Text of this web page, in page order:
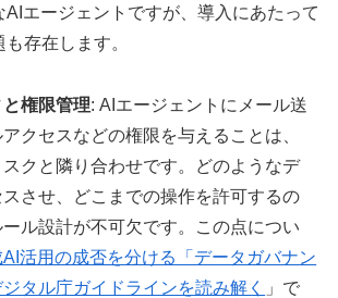
AIエージェントですが、導入にあたって
存在します。
権限管理: AIエージェントにメール送
クセスなどの権限を与えることは、
クと隣り合わせです。どのようなデ
させ、どこまでの操作を許可するの
ル設計が不可欠です。この点につい
活用の成否を分ける「データガバナン
タル庁ガイドラインを読み解く
」で